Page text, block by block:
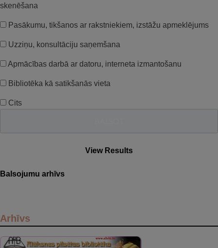
skenēšana
Pasākumu, tikšanos ar rakstniekiem, izstāžu apmeklējums
Uzziņu, konsultāciju saņemšana
Apmācības darbā ar datoru, interneta izmantošanu
Bibliotēka kā satikšanās vieta
Cits
View Results
Balsojumu arhīvs
Arhīvs